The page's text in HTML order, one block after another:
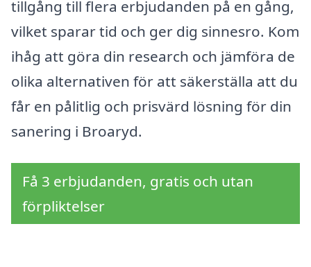
tillgång till flera erbjudanden på en gång,
vilket sparar tid och ger dig sinnesro. Kom
ihåg att göra din research och jämföra de
olika alternativen för att säkerställa att du
får en pålitlig och prisvärd lösning för din
sanering i Broaryd.
Få 3 erbjudanden, gratis och utan
förpliktelser